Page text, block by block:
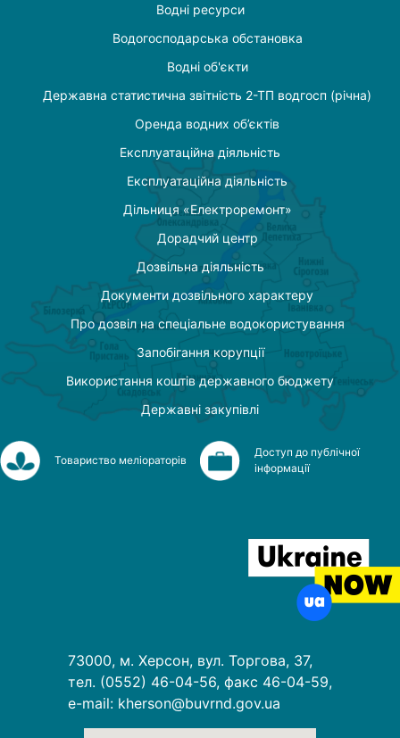
Водні ресурси
Водогосподарська обстановка
Водні об'єкти
Державна статистична звітність 2-ТП водгосп (річна)
Оренда водних об’єктів
Експлуатаційна діяльність
Експлуатаційна діяльність
Дільниця «Електроремонт»
Дорадчий центр
Дозвільна діяльність
Документи дозвільного характеру
Про дозвіл на спеціальне водокористування
Запобігання корупції
Використання коштів державного бюджету
Державні закупівлі
Товариство меліораторів
Доступ до публічної
інформації
73000, м. Херсон, вул. Торгова, 37,
тел. (0552) 46-04-56, факс 46-04-59,
e-mail: kherson@buvrnd.gov.ua